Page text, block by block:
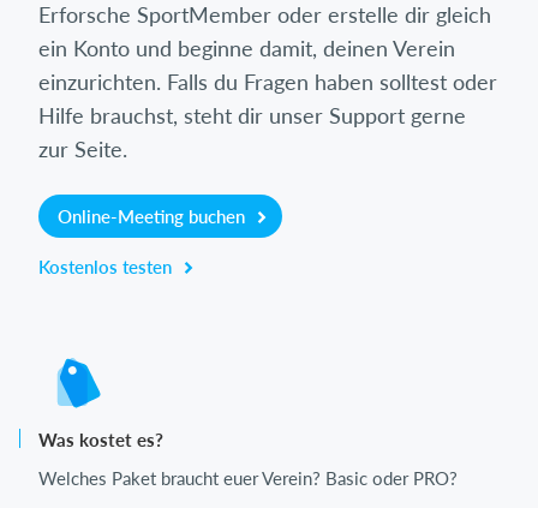
Erforsche SportMember oder erstelle dir gleich
ein Konto und beginne damit, deinen Verein
einzurichten. Falls du Fragen haben solltest oder
Hilfe brauchst, steht dir unser Support gerne
zur Seite.
Online-Meeting buchen
Kostenlos testen
Was kostet es?
Welches Paket braucht euer Verein? Basic oder PRO?